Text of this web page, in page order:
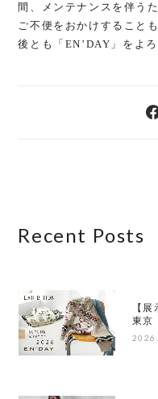
間、メンテナンスを伴う
ご不便をおかけすること
後とも
「EN’DAY」をよ
Recent Posts
【
東京